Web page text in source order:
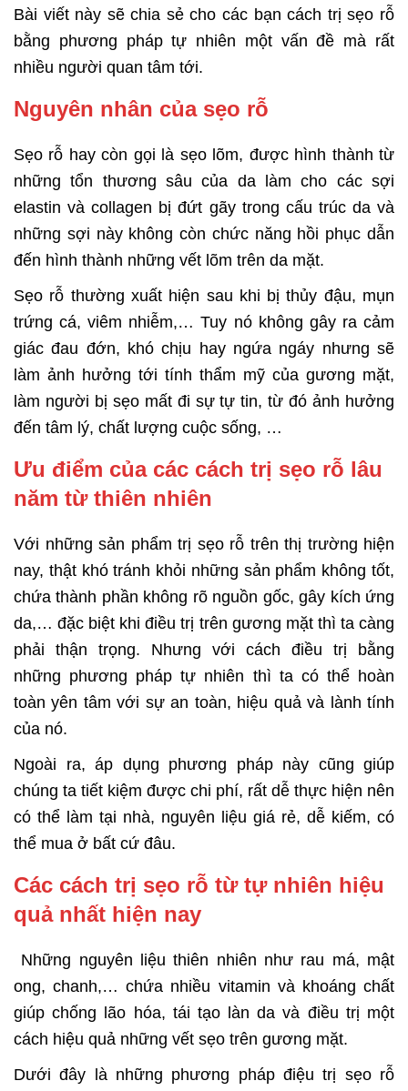
Bài viết này sẽ chia sẻ cho các bạn cách trị sẹo rỗ
bằng phương pháp tự nhiên một vấn đề mà rất
nhiều người quan tâm tới.
Nguyên nhân của sẹo rỗ
Sẹo rỗ hay còn gọi là sẹo lõm, được hình thành từ
những tổn thương sâu của da làm cho các sợi
elastin và collagen bị đứt gãy trong cấu trúc da và
những sợi này không còn chức năng hồi phục dẫn
đến hình thành những vết lõm trên da mặt.
Sẹo rỗ thường xuất hiện sau khi bị thủy đậu, mụn
trứng cá, viêm nhiễm,… Tuy nó không gây ra cảm
giác đau đớn, khó chịu hay ngứa ngáy nhưng sẽ
làm ảnh hưởng tới tính thẩm mỹ của gương mặt,
làm người bị sẹo mất đi sự tự tin, từ đó ảnh hưởng
đến tâm lý, chất lượng cuộc sống, …
Ưu điểm của các cách trị sẹo rỗ lâu
năm từ thiên nhiên
Với những sản phẩm trị sẹo rỗ trên thị trường hiện
nay, thật khó tránh khỏi những sản phẩm không tốt,
chứa thành phần không rõ nguồn gốc, gây kích ứng
da,… đặc biệt khi điều trị trên gương mặt thì ta càng
phải thận trọng. Nhưng với cách điều trị bằng
những phương pháp tự nhiên thì ta có thể hoàn
toàn yên tâm với sự an toàn, hiệu quả và lành tính
của nó.
Ngoài ra, áp dụng phương pháp này cũng giúp
chúng ta tiết kiệm được chi phí, rất dễ thực hiện nên
có thể làm tại nhà, nguyên liệu giá rẻ, dễ kiếm, có
thể mua ở bất cứ đâu.
Các cách trị sẹo rỗ từ tự nhiên hiệu
quả nhất hiện nay
Những nguyên liệu thiên nhiên như rau má, mật
ong, chanh,… chứa nhiều vitamin và khoáng chất
giúp chống lão hóa, tái tạo làn da và điều trị một
cách hiệu quả những vết sẹo trên gương mặt.
Dưới đây là những phương pháp điệu trị sẹo rỗ